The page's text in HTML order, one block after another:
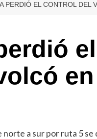
PERDIÓ EL CONTROL DEL
a sur por ruta 5 se